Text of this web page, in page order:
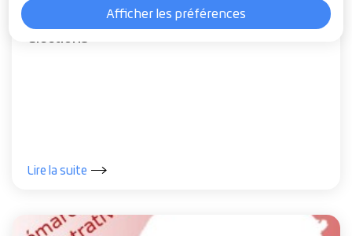
Afficher les préférences
Élections
Lire la suite